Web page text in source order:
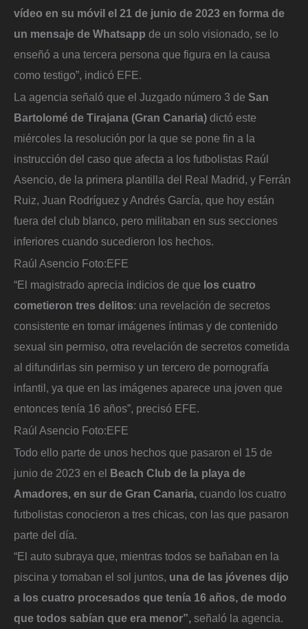
vídeo en su móvil el 21 de junio de 2023 en forma de
un mensaje de Whatsapp de un solo visionado, se lo
enseñó a una tercera persona que figura en la causa
como testigo”, indicó EFE.
La agencia señaló que el Juzgado número 3 de San
Bartolomé de Tirajana (Gran Canaria) dictó este
miércoles la resolución por la que se pone fin a la
instrucción del caso que afecta a los futbolistas Raúl
Asencio, de la primera plantilla del Real Madrid, y Ferrán
Ruiz, Juan Rodríguez y Andrés García, que hoy están
fuera del club blanco, pero militaban en sus secciones
inferiores cuando sucedieron los hechos.
Raúl Asencio Foto:EFE
“El magistrado aprecia indicios de que los cuatro
cometieron tres delitos: una revelación de secretos
consistente en tomar imágenes íntimas y de contenido
sexual sin permiso, otra revelación de secretos cometida
al difundirlas sin permiso y un tercero de pornografía
infantil, ya que en las imágenes aparece una joven que
entonces tenía 16 años”, precisó EFE.
Raúl Asencio Foto:EFE
Todo ello parte de unos hechos que pasaron el 15 de
junio de 2023 en el Beach Club de la playa de
Amadores, en sur de Gran Canaria, cuando los cuatro
futbolistas conocieron a tres chicas, con las que pasaron
parte del día.
“El auto subraya que, mientras todos se bañaban en la
piscina y tomaban el sol juntos, una de las jóvenes dijo
a los cuatro procesados que tenía 16 años, de modo
que todos sabían que era menor”, señaló la agencia.